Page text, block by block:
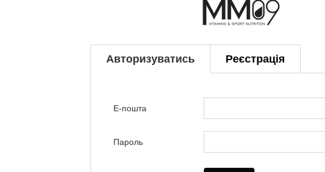
Авторизуватись Реєстрація
Е-пошта
Пароль